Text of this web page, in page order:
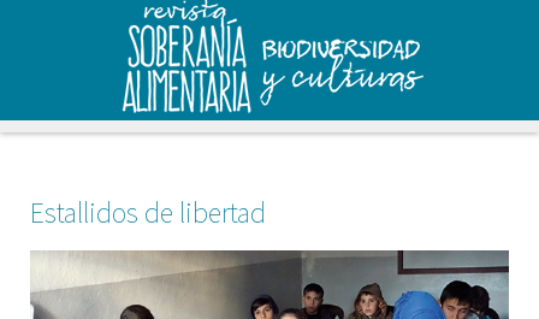
Estallidos de libertad